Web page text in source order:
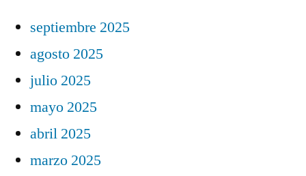
septiembre 2025
agosto 2025
julio 2025
mayo 2025
abril 2025
marzo 2025